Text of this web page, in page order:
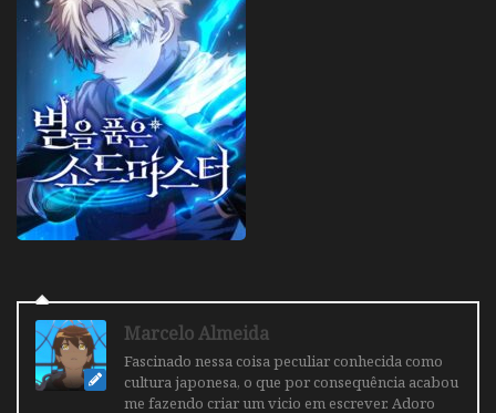
Marcelo Almeida
Fascinado nessa coisa peculiar conhecida como
cultura japonesa, o que por consequência acabou
me fazendo criar um vicio em escrever. Adoro